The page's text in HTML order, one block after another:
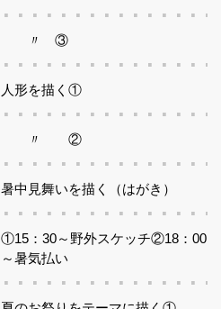
〃 ③
人形を描く①
〃 ②
暑中見舞いを描く（はがき）
①15：30～野外スケッチ②18：00
～暑気払い